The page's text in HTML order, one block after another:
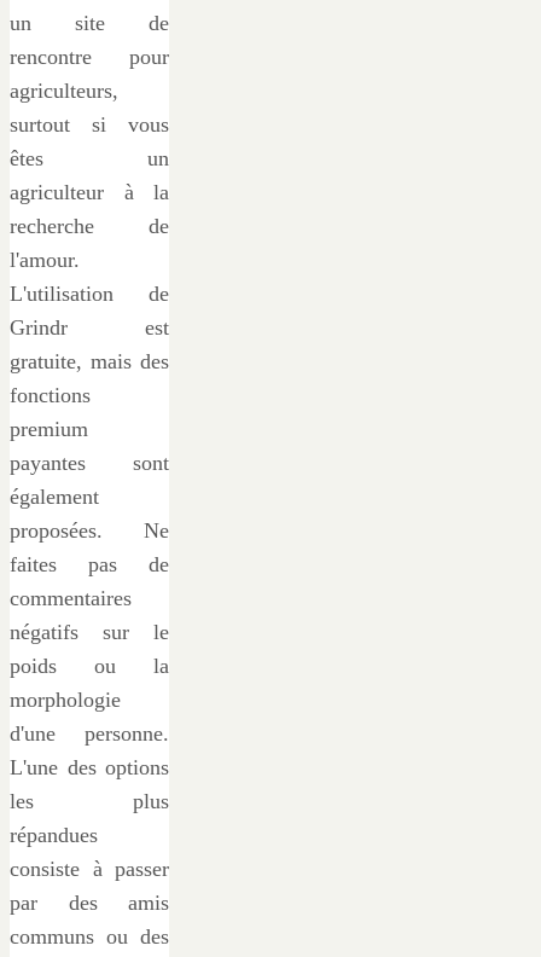
un site de
rencontre pour
agriculteurs,
surtout si vous
êtes un
agriculteur à la
recherche de
l'amour.
L'utilisation de
Grindr est
gratuite, mais des
fonctions
premium
payantes sont
également
proposées. Ne
faites pas de
commentaires
négatifs sur le
poids ou la
morphologie
d'une personne.
L'une des options
les plus
répandues
consiste à passer
par des amis
communs ou des